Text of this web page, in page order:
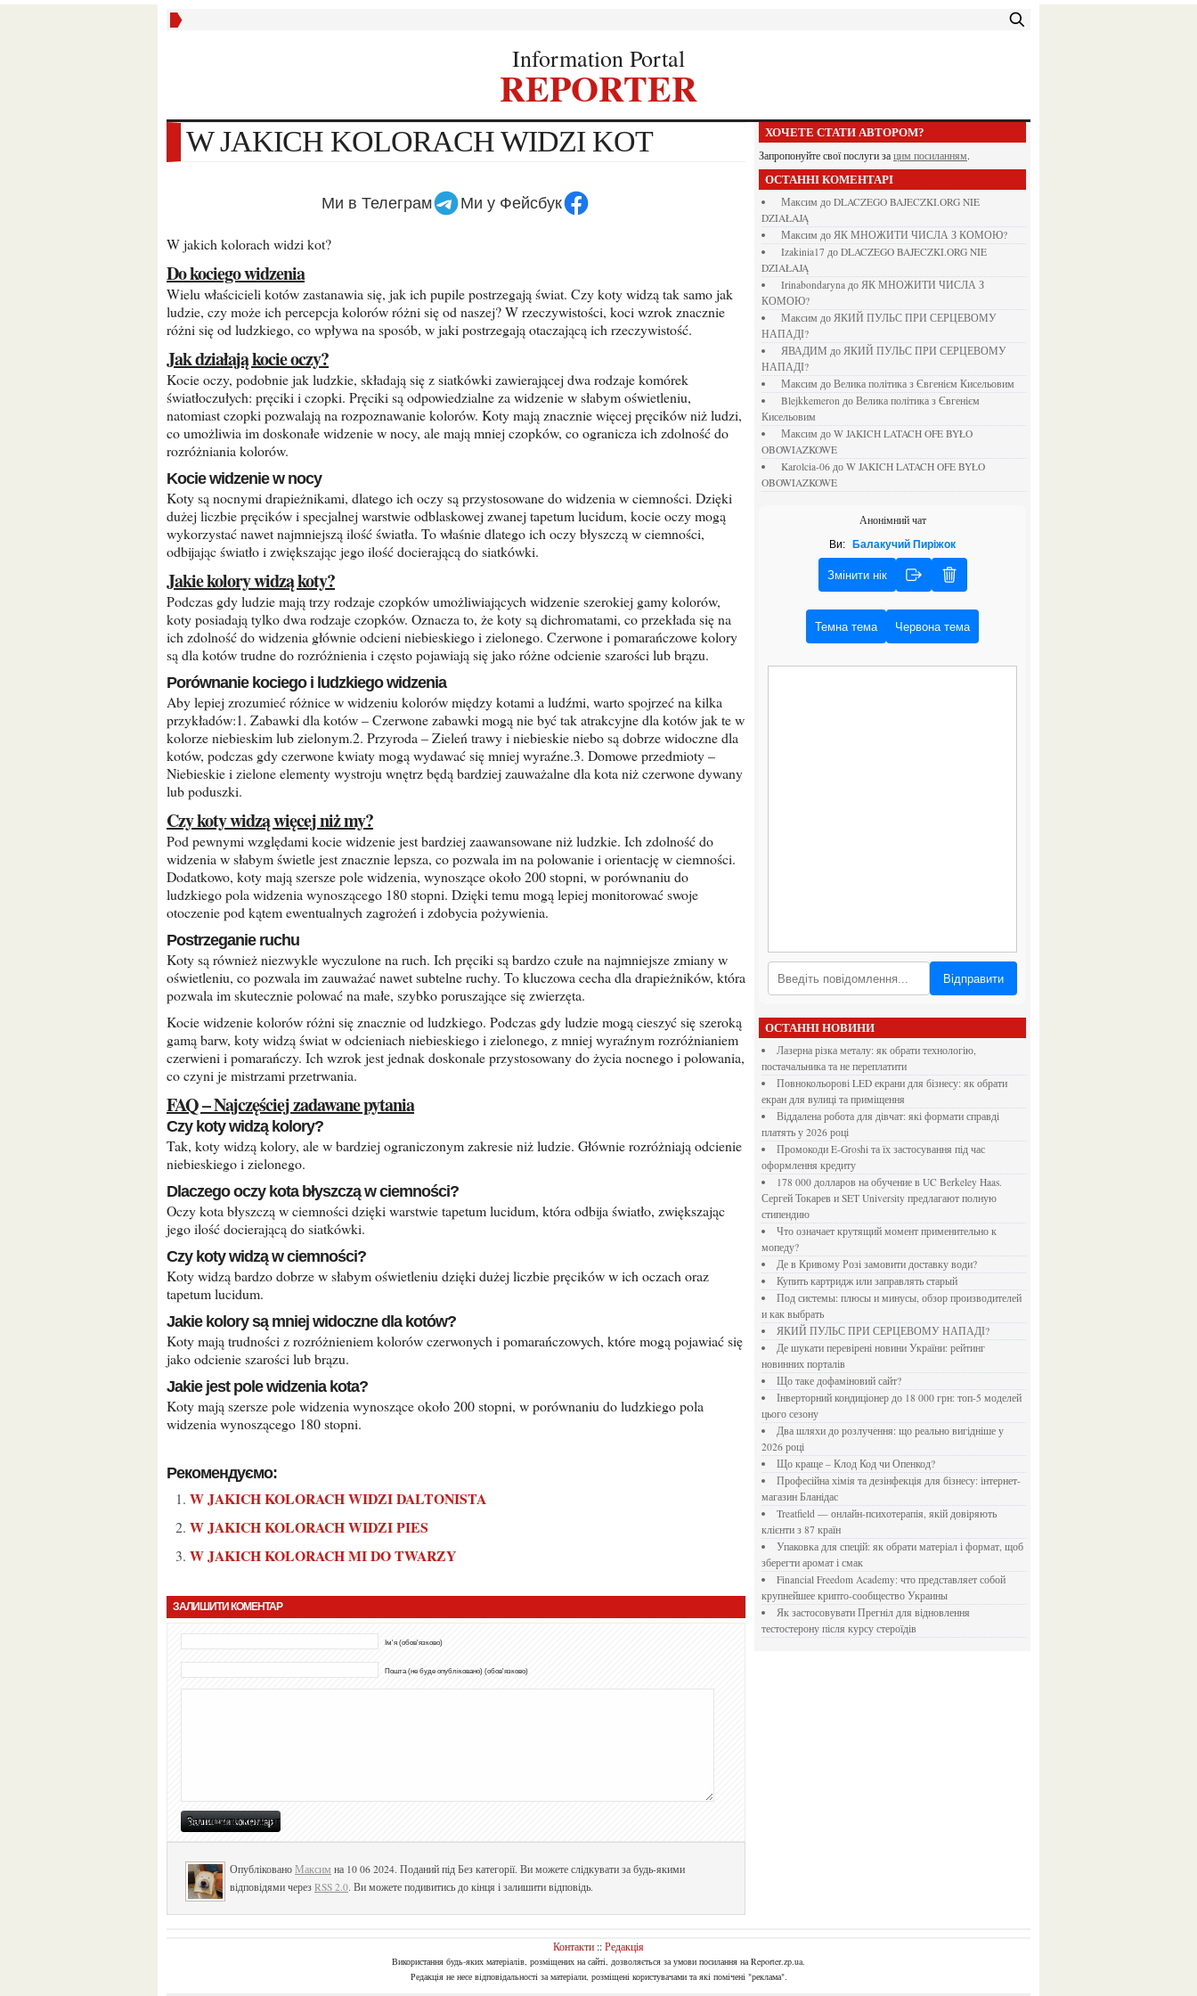
Information Portal
REPORTER
W JAKICH KOLORACH WIDZI KOT
Ми в Телеграм Ми у Фейсбук
W jakich kolorach widzi kot?
do kociego widzenia
Wielu właścicieli kotów zastanawia się, jak ich pupile postrzegają świat. Czy koty widzą tak samo jak
ludzie, czy może ich percepcja kolorów różni się od naszej? W rzeczywistości, koci wzrok znacznie
różni się od ludzkiego, co wpływa na sposób, w jaki postrzegają otaczającą ich rzeczywistość.
Jak działają kocie oczy?
Kocie oczy, podobnie jak ludzkie, składają się z siatkówki zawierającej dwa rodzaje komórek
światłoczułych: pręciki i czopki. Pręciki są odpowiedzialne za widzenie w słabym oświetleniu,
natomiast czopki pozwalają na rozpoznawanie kolorów. Koty mają znacznie więcej pręcików niż ludzi,
co umożliwia im doskonałe widzenie w nocy, ale mają mniej czopków, co ogranicza ich zdolność do
rozróżniania kolorów.
Kocie widzenie w nocy
Koty są nocnymi drapieżnikami, dlatego ich oczy są przystosowane do widzenia w ciemności. Dzięki
dużej liczbie pręcików i specjalnej warstwie odblaskowej zwanej tapetum lucidum, kocie oczy mogą
wykorzystać nawet najmniejszą ilość światła. To właśnie dlatego ich oczy błyszczą w ciemności,
odbijając światło i zwiększając jego ilość docierającą do siatkówki.
Jakie kolory widzą koty?
Podczas gdy ludzie mają trzy rodzaje czopków umożliwiających widzenie szerokiej gamy kolorów,
koty posiadają tylko dwa rodzaje czopków. Oznacza to, że koty są dichromatami, co przekłada się na
ich zdolność do widzenia głównie odcieni niebieskiego i zielonego. Czerwone i pomarańczowe kolory
są dla kotów trudne do rozróżnienia i często pojawiają się jako różne odcienie szarości lub brązu.
Porównanie kociego i ludzkiego widzenia
Aby lepiej zrozumieć różnice w widzeniu kolorów między kotami a ludźmi, warto spojrzeć na kilka
przykładów:1. Zabawki dla kotów – Czerwone zabawki mogą nie być tak atrakcyjne dla kotów jak te w
kolorze niebieskim lub zielonym.2. Przyroda – Zieleń trawy i niebieskie niebo są dobrze widoczne dla
kotów, podczas gdy czerwone kwiaty mogą wydawać się mniej wyraźne.3. Domowe przedmioty –
Niebieskie i zielone elementy wystroju wnętrz będą bardziej zauważalne dla kota niż czerwone dywany
lub poduszki.
Czy koty widzą więcej niż my?
Pod pewnymi względami kocie widzenie jest bardziej zaawansowane niż ludzkie. Ich zdolność do
widzenia w słabym świetle jest znacznie lepsza, co pozwala im na polowanie i orientację w ciemności.
Dodatkowo, koty mają szersze pole widzenia, wynoszące około 200 stopni, w porównaniu do
ludzkiego pola widzenia wynoszącego 180 stopni. Dzięki temu mogą lepiej monitorować swoje
otoczenie pod kątem ewentualnych zagrożeń i zdobycia pożywienia.
Postrzeganie ruchu
Koty są również niezwykle wyczulone na ruch. Ich pręciki są bardzo czułe na najmniejsze zmiany w
oświetleniu, co pozwala im zauważać nawet subtelne ruchy. To kluczowa cecha dla drapieżników, która
pozwala im skutecznie polować na małe, szybko poruszające się zwierzęta.
Kocie widzenie kolorów różni się znacznie od ludzkiego. Podczas gdy ludzie mogą cieszyć się szeroką
gamą barw, koty widzą świat w odcieniach niebieskiego i zielonego, z mniej wyraźnym rozróżnianiem
czerwieni i pomarańczy. Ich wzrok jest jednak doskonale przystosowany do życia nocnego i polowania,
co czyni je mistrzami przetrwania.
FAQ – Najczęściej zadawane pytania
Czy koty widzą kolory?
Tak, koty widzą kolory, ale w bardziej ograniczonym zakresie niż ludzie. Głównie rozróżniają odcienie
niebieskiego i zielonego.
Dlaczego oczy kota błyszczą w ciemności?
Oczy kota błyszczą w ciemności dzięki warstwie tapetum lucidum, która odbija światło, zwiększając
jego ilość docierającą do siatkówki.
Czy koty widzą w ciemności?
Koty widzą bardzo dobrze w słabym oświetleniu dzięki dużej liczbie pręcików w ich oczach oraz
tapetum lucidum.
Jakie kolory są mniej widoczne dla kotów?
Koty mają trudności z rozróżnieniem kolorów czerwonych i pomarańczowych, które mogą pojawiać się
jako odcienie szarości lub brązu.
Jakie jest pole widzenia kota?
Koty mają szersze pole widzenia wynoszące około 200 stopni, w porównaniu do ludzkiego pola
widzenia wynoszącego 180 stopni.
Рекомендуємо:
W JAKICH KOLORACH WIDZI DALTONISTA
W JAKICH KOLORACH WIDZI PIES
W JAKICH KOLORACH MI DO TWARZY
ЗАЛИШИТИ КОМЕНТАР
Ім'я (обов'язково)
Пошта (не буде опубліковано) (обов'язково)
Опубліковано Максим на 10 06 2024. Поданий під Без категорії. Ви можете слідкувати за будь-якими
відповідями через RSS 2.0. Ви можете подивитись до кінця і залишити відповідь.
ХОЧЕТЕ СТАТИ АВТОРОМ?
Запропонуйте свої послуги за цим посиланням.
ОСТАННІ КОМЕНТАРІ
Максим до DLACZEGO BAJECZKI.ORG NIE
DZIAŁAJĄ
Максим до ЯК МНОЖИТИ ЧИСЛА З КОМОЮ?
izakinia17 до DLACZEGO BAJECZKI.ORG NIE
DZIAŁAJĄ
irinabondarynaдо ЯК МНОЖИТИ ЧИСЛА З
КОМОЮ?
Максим до ЯКИЙ ПУЛЬС ПРИ СЕРЦЕВОМУ
НАПАДІ?
ЯВАДИМ до ЯКИЙ ПУЛЬС ПРИ СЕРЦЕВОМУ
НАПАДІ?
Максим до Велика політика з Євгенієм Кисельовим
blejkkemeronдо Велика політика з Євгенієм
Кисельовим
Максим до W JAKICH LATACH OFE BYŁO
OBOWIAZKOWE
karolcia-06до W JAKICH LATACH OFE BYŁO
OBOWIAZKOWE
Анонімний чат
Ви: Балакучий Пиріжок
Змінити нік
Темна тема Червона тема
Відправити
ОСТАННІ НОВИНИ
Лазерна різка металу: як обрати технологію,
постачальника та не переплатити
Повнокольорові LED екрани для бізнесу: як обрати
екран для вулиці та приміщення
Віддалена робота для дівчат: які формати справді
платять у 2026 році
Промокоди E-Groshi та їх застосування під час
оформлення кредиту
178 000 долларов на обучение в UC Berkeley Haas.
Сергей Токарев и SET University предлагают полную
стипендию
Что означает крутящий момент применительно к
мопеду?
Де в Кривому Розі замовити доставку води?
Купить картридж или заправлять старый
Под системы: плюсы и минусы, обзор производителей
и как выбрать
ЯКИЙ ПУЛЬС ПРИ СЕРЦЕВОМУ НАПАДІ?
Де шукати перевірені новини України: рейтинг
новинних порталів
Що таке дофаміновий сайт?
Інверторний кондиціонер до 18 000 грн: топ-5 моделей
цього сезону
Два шляхи до розлучення: що реально вигідніше у
2026 році
Що краще – Клод Код чи Опенкод?
Професійна хімія та дезінфекція для бізнесу: інтернет-
магазин Бланідас
Treatfield — онлайн-психотерапія, якій довіряють
клієнти з 87 країн
Упаковка для спецій: як обрати матеріал і формат, щоб
зберегти аромат і смак
Financial Freedom Academy: что представляет собой
крупнейшее крипто-сообщество Украины
Як застосовувати Прегніл для відновлення
тестостерону після курсу стероїдів
Контакти ::Редакція
Використання будь-яких матеріалів, розміщених на сайті, дозволяється за умови посилання на Reporter.zp.ua.
Редакція не несе відповідальності за матеріали, розміщені користувачами та які помічені "реклама".